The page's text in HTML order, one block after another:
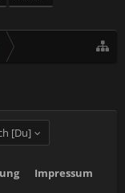
[Du]
Impressum